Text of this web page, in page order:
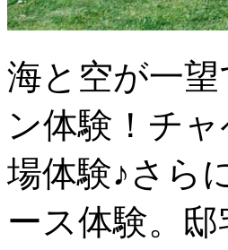
海と空が一
ン体験！チ
場体験♪さら
ース体験。